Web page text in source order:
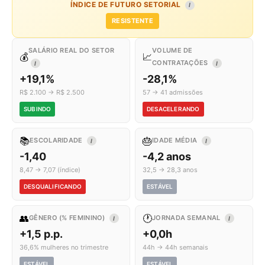
ÍNDICE DE FUTURO SETORIAL I
RESISTENTE
💰
SALÁRIO REAL DO SETOR
I
+19,1%
R$ 2.100 → R$ 2.500
SUBINDO
📈
VOLUME DE
CONTRATAÇÕES
I
-28,1%
57 → 41 admissões
DESACELERANDO
📚ESCOLARIDADE I
-1,40
8,47 → 7,07 (índice)
DESQUALIFICANDO
🎂IDADE MÉDIA I
-4,2 anos
32,5 → 28,3 anos
ESTÁVEL
👥GÊNERO (% FEMININO) I
+1,5 p.p.
36,6% mulheres no trimestre
🕐JORNADA SEMANAL I
+0,0h
44h → 44h semanais